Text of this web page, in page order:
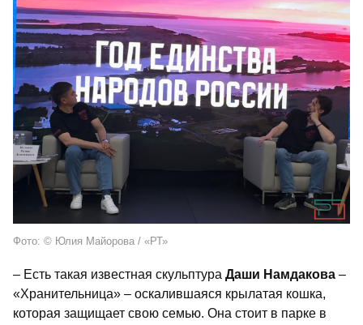
Фото: © Юлия Майорова / «РТ»
– Есть такая известная скульптура Даши Намдакова –
«Хранительница» – оскалившаяся крылатая кошка,
которая защищает свою семью. Она стоит в парке в